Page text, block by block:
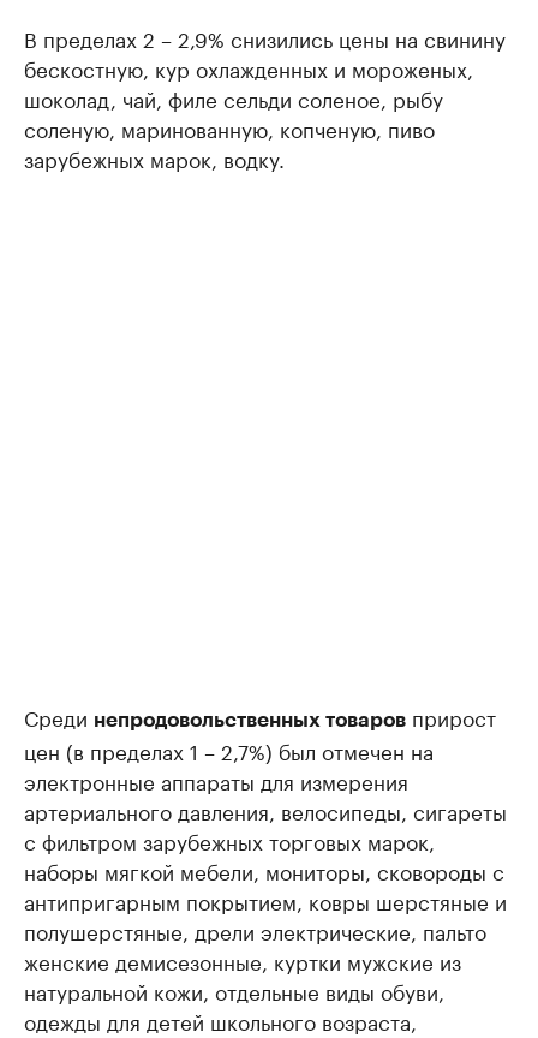
В пределах 2 – 2,9% снизились цены на свинину
бескостную, кур охлажденных и мороженых,
шоколад, чай, филе сельди соленое, рыбу
соленую, маринованную, копченую, пиво
зарубежных марок, водку.
Среди непродовольственных товаров прирост
цен (в пределах 1 – 2,7%) был отмечен на
электронные аппараты для измерения
артериального давления, велосипеды, сигареты
с фильтром зарубежных торговых марок,
наборы мягкой мебели, мониторы, сковороды с
антипригарным покрытием, ковры шерстяные и
полушерстяные, дрели электрические, пальто
женские демисезонные, куртки мужские из
натуральной кожи, отдельные виды обуви,
одежды для детей школьного возраста,